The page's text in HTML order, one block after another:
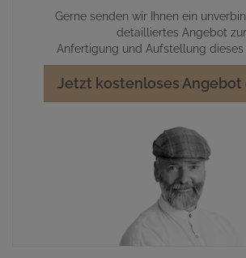
Gerne senden wir Ihnen ein
detailliertes Angebot zur
Anfertigung und Aufstellung dieses
Jetzt kostenloses Angebot